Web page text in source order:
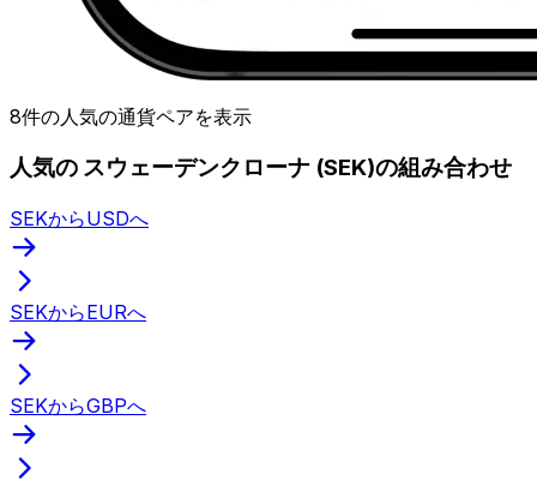
8件の人気の通貨ペアを表示
人気の スウェーデンクローナ (SEK)の組み合わせ
SEKからUSDへ
SEKからEURへ
SEKからGBPへ